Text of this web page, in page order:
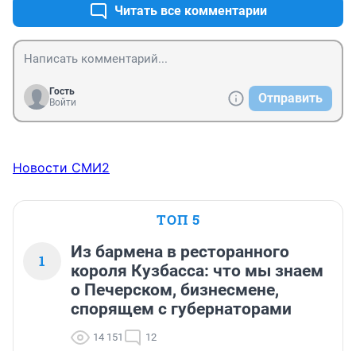
Читать все комментарии
Гость
Войти
Отправить
Новости СМИ2
ТОП 5
1
Из бармена в ресторанного
короля Кузбасса: что мы знаем
о Печерском, бизнесмене,
спорящем с губернаторами
14 151 12